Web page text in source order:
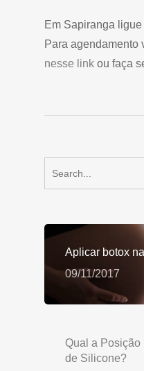
Em Sapiranga
Para agendamento
nesse link ou faça
Aplicar botox
09/11/2017
Qual a Posição
de Silicone?